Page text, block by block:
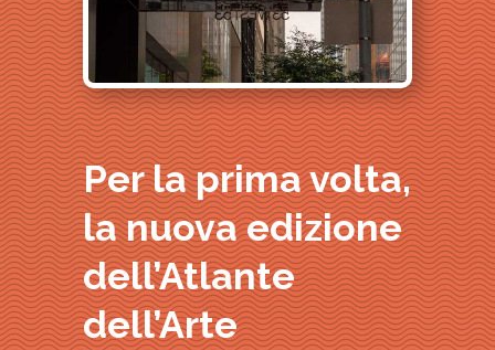
Per la prima volta,
la nuova edizione
dell’Atlante
dell’Arte